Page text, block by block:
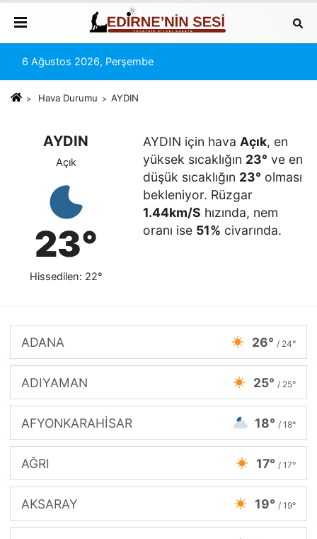
6 Ağustos 2026, Perşembe
Hava Durumu AYDIN
AYDIN
Açık
23°
Hissedilen: 22°
AYDIN için hava Açık, en
yüksek sıcaklığın 23° ve en
düşük sıcaklığın 23° olması
bekleniyor. Rüzgar
1.44km/S hızında, nem
oranı ise 51% civarında.
ADANA 26° / 24°
ADIYAMAN 25° / 25°
AFYONKARAHİSAR 18° / 18°
AĞRI 17° / 17°
AKSARAY 19° / 19°